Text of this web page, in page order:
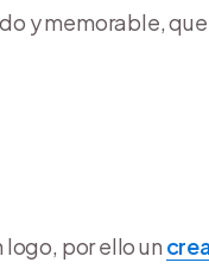
y memorable,
logo, por ello un